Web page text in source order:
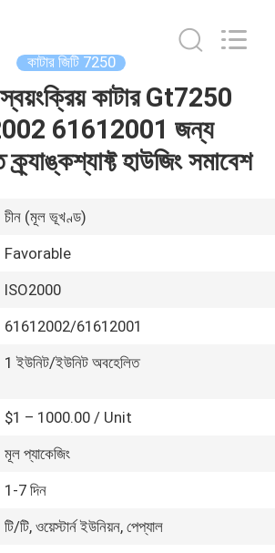
কাটার জিটি 7250
কাটার Gt7250
61612001 জন্য
হাউজিং সমাবেশ
চীন (মূল ভূখণ্ড)
Favorable
ISO2000
61612002/61612001
1 ইউনিট/ইউনিট অবহেলিত
$1 – 1000.00 / Unit
মূল প্যাকেজিং
1-7 দিন
টি/টি, ওয়েস্টার্ন ইউনিয়ন, পেপ্যাল